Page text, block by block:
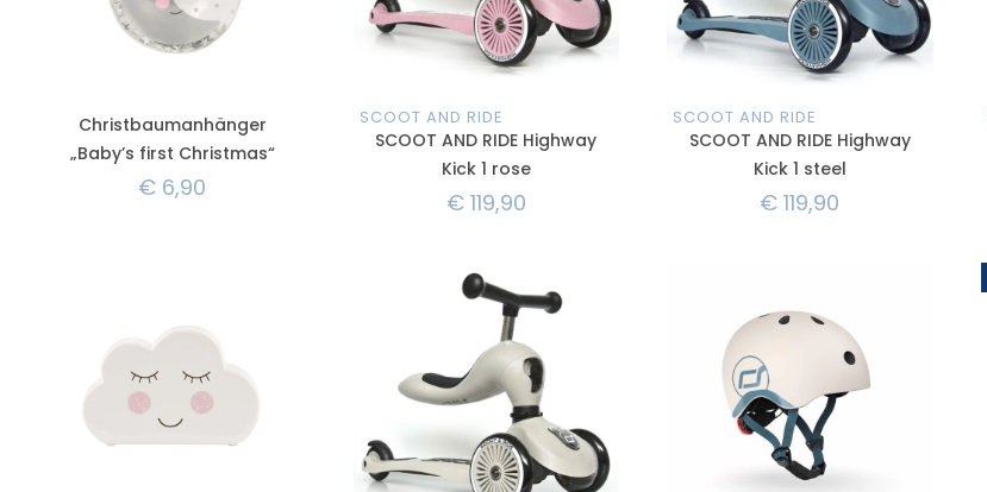
Christbaumanhänger
„Baby’s first Christmas“
€ 6,90
SCOOT AND RIDE
SCOOT AND RIDE Highway
Kick 1 rose
€119,90
SCOOT AND RIDE
SCOOT AND RIDE Highway
Kick 1 steel
€ 119,90